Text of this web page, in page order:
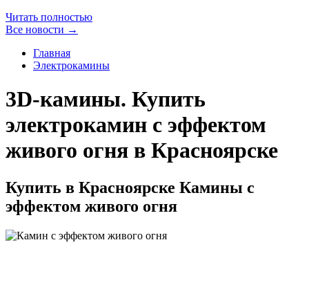
Читать полностью
Все новости →
Главная
Электрокамины
3D-камины. Купить
электрокамин с эффектом
живого огня в Красноярске
Купить в Красноярске Камины с
эффектом живого огня